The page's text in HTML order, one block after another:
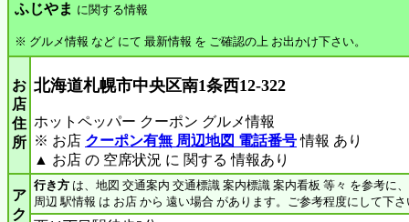
ふじやま に関する情報
※ グルメ情報 など にて 最新情報 を ご確認の上 お出かけ下さい。
お
店
住
所
北海道札幌市中央区南1条西12-322
ホットペッパー クーポン グルメ情報
※ お店 クーポン有無 周辺地図 電話番号情報 あり
▲ お店 の 空席状況 に 関する 情報あり
ア
ク
行き方 は、地図 交通案内 交通標識 案内標識 案内看板 等々 を参考に
周辺 駅情報 は お店 から 遠い場合 があります。ご参考程度にして下